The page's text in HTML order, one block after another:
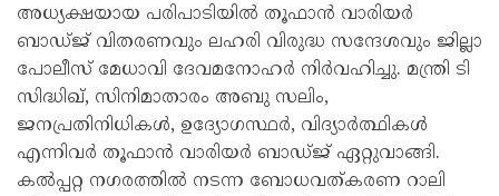
അധ്യക്ഷയായ പരിപാടിയിൽ തൂഫാൻ വാരിയർ
ബാഡ്ജ് വിതരണവും ലഹരി വിരുദ്ധ സന്ദേശവും ജില്ലാ
പോലീസ് മേധാവി ദേവമനോഹർ നിർവഹിച്ചു. മന്ത്രി ടി
സിദ്ധിഖ്, സിനിമാതാരം അബു സലിം,
ജനപ്രതിനിധികൾ, ഉദ്യോഗസ്ഥർ, വിദ്യാർത്ഥികൾ
എന്നിവർ തൂഫാൻ വാരിയർ ബാഡ്ജ് ഏറ്റുവാങ്ങി.
കൽപ്പറ്റ നഗരത്തിൽ നടന്ന ബോധവത്കരണ റാലി